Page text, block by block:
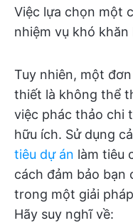
Việc lựa chọn một
nhiệm vụ khó
Tuy nhiên, một
thiết là không thể
việc phác thảo chi
hữu ích. Sử dụng
tiêu dự án làm tiêu
cách đảm bảo
trong một giải
Hãy suy nghĩ về: